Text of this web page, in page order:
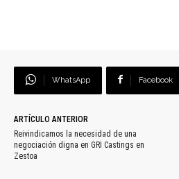
WhatsApp Facebook
ARTÍCULO ANTERIOR
Reivindicamos la necesidad de una
negociación digna en GRI Castings en
Zestoa